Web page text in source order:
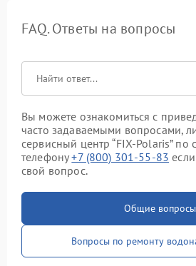
FAQ. Ответы на вопросы
Вы можете ознакомиться с
часто задаваемыми вопросами,
сервисный центр “FIX-Polaris” по
телефону+7 (800) 301-55-83
свой вопрос.
Общие вопросы
Вопросы по ремонту